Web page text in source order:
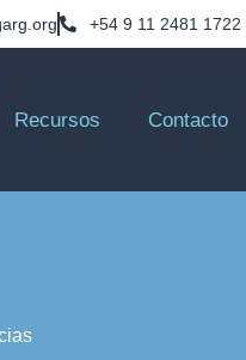
+54 9 11 2481 1722
Recursos Contacto